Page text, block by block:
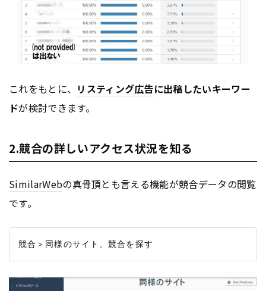
これをもとに、 リスティング広告に出稿したいキーワー
ドが検討できます。
2.競合の詳しいアクセス状況を知る
SimilarWebの真骨頂とも言える機能が競合データの閲覧
です。